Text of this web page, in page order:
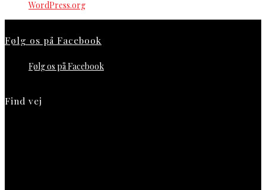
WordPress.org
Følg os på Facebook
Følg os på Facebook
Find vej